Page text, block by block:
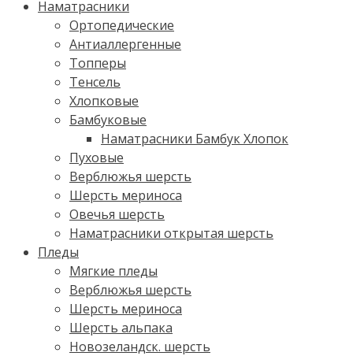
Наматрасники
Ортопедические
Антиаллергенные
Топперы
Тенсель
Хлопковые
Бамбуковые
Наматрасники Бамбук Хлопок
Пуховые
Верблюжья шерсть
Шерсть мериноса
Овечья шерсть
Наматрасники открытая шерсть
Пледы
Мягкие пледы
Верблюжья шерсть
Шерсть мериноса
Шерсть альпака
Новозеландск. шерсть